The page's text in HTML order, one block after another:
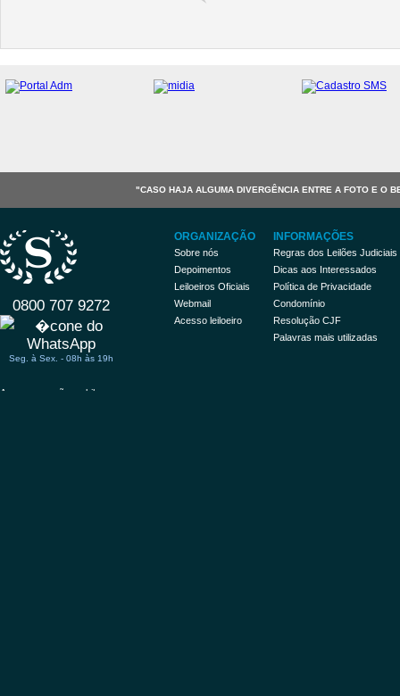
"CASO HAJA ALGUMA DIVERGÊNCIA ENTRE A FOTO E O
0800 707 9272
Seg. à Sex. - 08h às 19h
Acessar versão mobile
ORGANIZAÇÃO
Sobre nós
Depoimentos
Leiloeiros Oficiais
Webmail
Acesso leiloeiro
INFORMAÇÕES
Regras dos Leilões Judiciais
Dicas aos Interessados
Política de Privacidade
Condomínio
Resolução CJF
Palavras mais utilizadas